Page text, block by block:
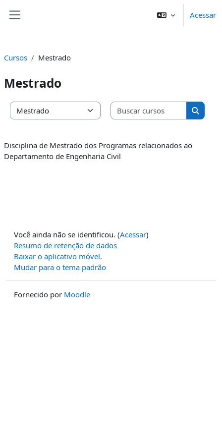
Acessar
Cursos Mestrado
Mestrado
Categorias de Cursos
Buscar
Buscar
Disciplina de Mestrado dos Programas relacionados ao
Departamento de Engenharia Civil
Você ainda não se identificou. (Acessar)
Resumo de retenção de dados
Baixar o aplicativo móvel.
Mudar para o tema padrão
Fornecido por Moodle